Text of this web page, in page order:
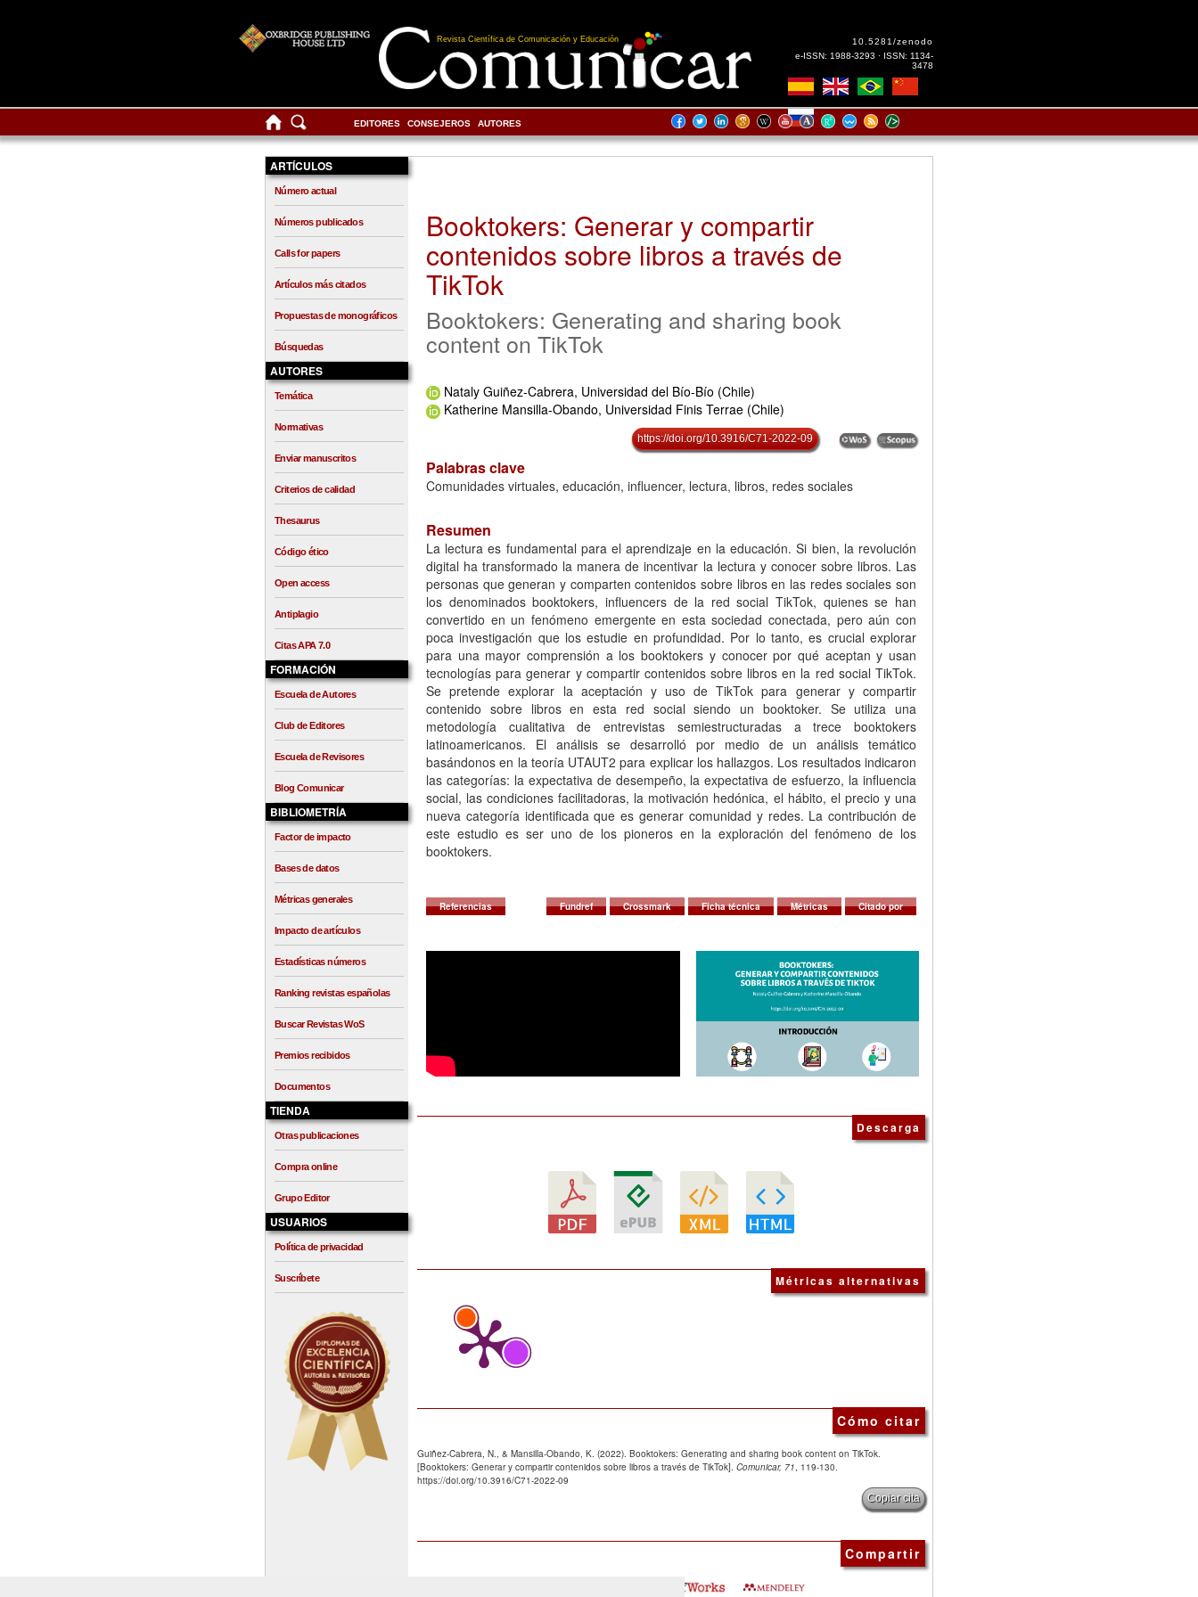
Revista Científica de Comunicación y Educación
10.5281/zenodo
e-ISSN: 1988-3293 · ISSN: 1134-
3478
EDITORES CONSEJEROS AUTORES
ARTÍCULOS
Número actual
Números publicados
Calls for papers
Artículos más citados
Propuestas de monográficos
Búsquedas
AUTORES
Temática
Normativas
Enviar manuscritos
Criterios de calidad
Thesaurus
Código ético
Open access
Antiplagio
Citas APA 7.0
FORMACIÓN
Escuela de Autores
Club de Editores
Escuela de Revisores
Blog Comunicar
BIBLIOMETRÍA
Factor de impacto
Bases de datos
Métricas generales
Impacto de artículos
Estadísticas números
Ranking revistas españolas
Buscar Revistas WoS
Premios recibidos
Documentos
TIENDA
Otras publicaciones
Compra online
Grupo Editor
USUARIOS
Política de privacidad
Suscríbete
Booktokers: Generar y compartir
contenidos sobre libros a través de
TikTok
Booktokers: Generating and sharing book
content on TikTok
Nataly Guiñez-Cabrera, Universidad del Bío-Bío (Chile)
Katherine Mansilla-Obando, Universidad Finis Terrae (Chile)
https://doi.org/10.3916/C71-2022-09
Palabras clave
Comunidades virtuales, educación, influencer, lectura, libros, redes sociales
Resumen
La lectura es fundamental para el aprendizaje en la educación. Si bien, la revolución
digital ha transformado la manera de incentivar la lectura y conocer sobre libros. Las
personas que generan y comparten contenidos sobre libros en las redes sociales son
los denominados booktokers, influencers de la red social TikTok, quienes se han
convertido en un fenómeno emergente en esta sociedad conectada, pero aún con
poca investigación que los estudie en profundidad. Por lo tanto, es crucial explorar
para una mayor comprensión a los booktokers y conocer por qué aceptan y usan
tecnologías para generar y compartir contenidos sobre libros en la red social TikTok.
Se pretende explorar la aceptación y uso de TikTok para generar y compartir
contenido sobre libros en esta red social siendo un booktoker. Se utiliza una
metodología cualitativa de entrevistas semiestructuradas a trece booktokers
latinoamericanos. El análisis se desarrolló por medio de un análisis temático
basándonos en la teoría UTAUT2 para explicar los hallazgos. Los resultados indicaron
las categorías: la expectativa de desempeño, la expectativa de esfuerzo, la influencia
social, las condiciones facilitadoras, la motivación hedónica, el hábito, el precio y una
nueva categoría identificada que es generar comunidad y redes. La contribución de
este estudio es ser uno de los pioneros en la exploración del fenómeno de los
booktokers.
Referencias Fundref Crossmark Ficha técnica Métricas Citado por
Descarga
Métricas alternativas
Cómo citar
Guiñez-Cabrera, N., & Mansilla-Obando, K. (2022). Booktokers: Generating and sharing book content on TikTok.
[Booktokers: Generar y compartir contenidos sobre libros a través de TikTok]. Comunicar, 71 , 119-130.
https://doi.org/10.3916/C71-2022-09
Copiar cita
Compartir